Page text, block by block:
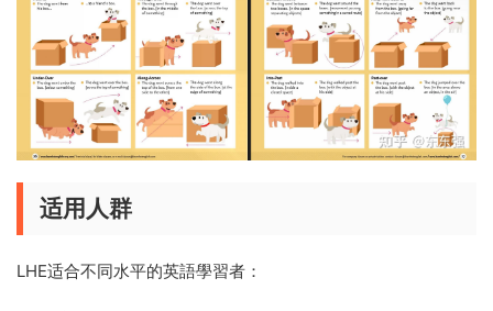
适用人群
LHE适合不同水平的英語學習者：